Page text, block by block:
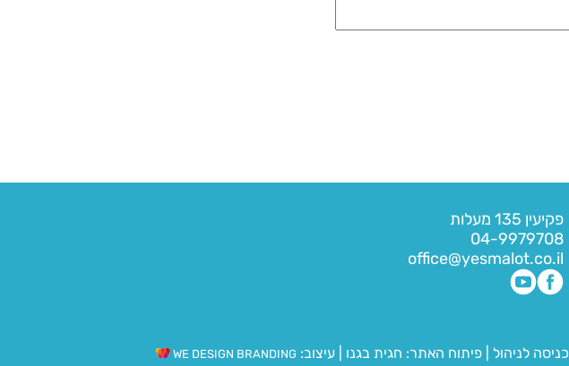
פקיעין 135 מעלות
04-9979708
office@yesmalot.co.il
כניסה לניהול פיתוח האתר: חגית בגנו עיצוב: WE DESIGN BRANDING